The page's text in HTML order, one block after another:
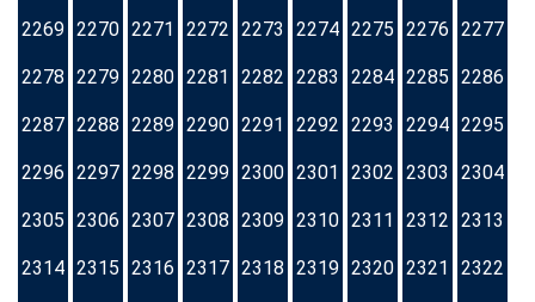
2269 2270 2271 2272 2273 2274 2275 2276 2277
2278 2279 2280 2281 2282 2283 2284 2285 2286
2287 2288 2289 2290 2291 2292 2293 2294 2295
2296 2297 2298 2299 2300 2301 2302 2303 2304
2305 2306 2307 2308 2309 2310 2311 2312 2313
2314 2315 2316 2317 2318 2319 2320 2321 2322